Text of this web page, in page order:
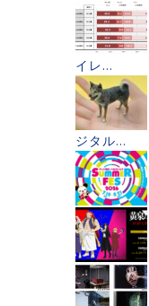
イレ...
ジタル...